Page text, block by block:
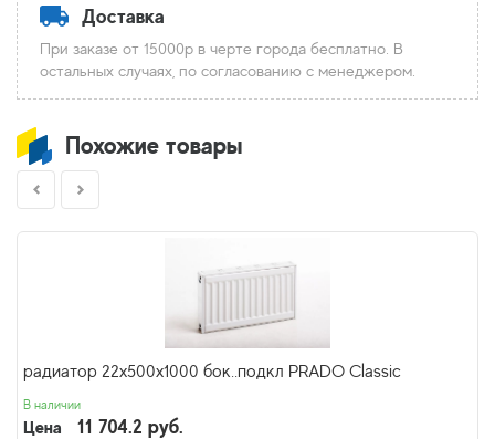
Доставка
При заказе от 15000р в черте города бесплатно. В
остальных случаях, по согласованию с менеджером.
Похожие товары
радиатор 22x500х1000 бок..подкл PRADO Classic
В наличии
Цена 11 704.2 руб.